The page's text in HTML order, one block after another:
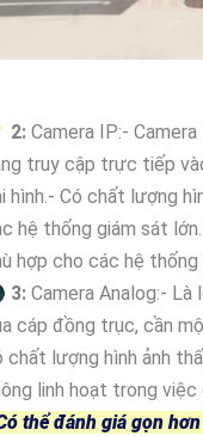
2: Camera IP:-
truy cập trực tiếp
hình.- Có chất lượng
hệ thống giám sát
hợp cho các hệ
3: Camera Analog:-
cáp đồng trục, cần
chất lượng hình ảnh
linh hoạt trong việc
thể đánh giá gọn hơn